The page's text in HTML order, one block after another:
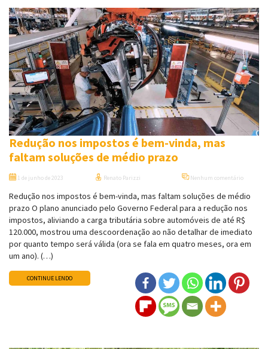
Redução nos impostos é bem-vinda, mas
faltam soluções de médio prazo
1 de junho de 2023 Renato Parizzi Nenhum comentário
Redução nos impostos é bem-vinda, mas faltam soluções de médio
prazo O plano anunciado pelo Governo Federal para a redução nos
impostos, aliviando a carga tributária sobre automóveis de até R$
120.000, mostrou uma descoordenação ao não detalhar de imediato
por quanto tempo será válida (ora se fala em quatro meses, ora em
um ano). (…)
CONTINUE LENDO